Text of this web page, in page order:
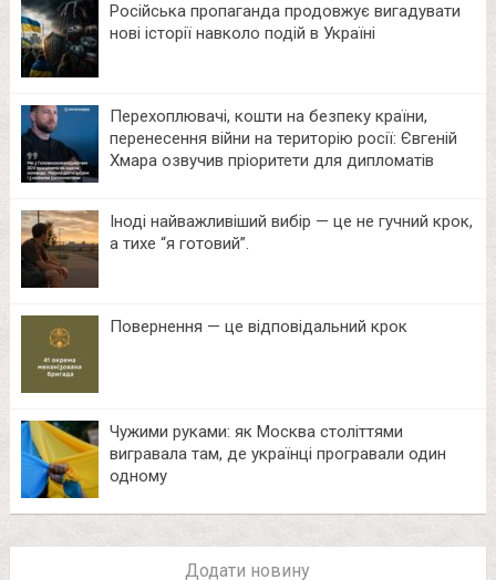
Російська пропаганда продовжує вигадувати
нові історії навколо подій в Україні
Перехоплювачі, кошти на безпеку країни,
перенесення війни на територію росії: Євгеній
Хмара озвучив пріоритети для дипломатів
Іноді найважливіший вибір — це не гучний крок,
а тихе “я готовий”.
Повернення — це відповідальний крок
Чужими руками: як Москва століттями
вигравала там, де українці програвали один
одному
Додати новину